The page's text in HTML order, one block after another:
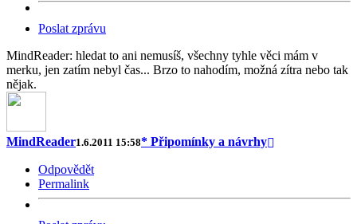
Poslat zprávu
MindReader: hledat to ani nemusíš, všechny tyhle věci mám v
merku, jen zatím nebyl čas... Brzo to nahodím, možná zítra nebo tak
nějak.
MindReader1.6.2011 15:58* Připomínky a návrhy
Odpovědět
Permalink